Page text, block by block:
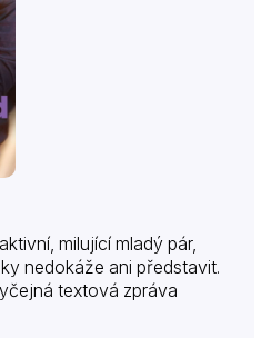
milující mladý pár,
nedokáže ani představit.
textová zpráva